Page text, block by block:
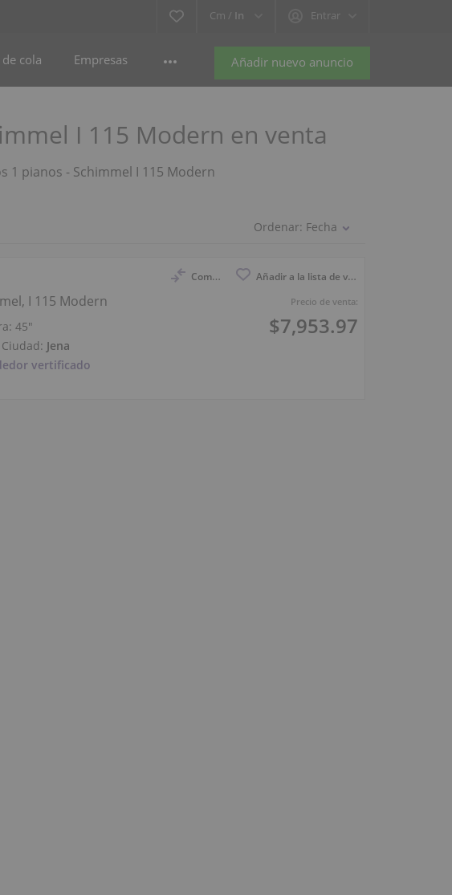
Cm / In Entrar
Añadir nuevo anuncio
cola Empresas
I 115 Modern en venta
1 pianos - Schimmel I 115 Modern
Ordenar: Fecha
Compara Añadir a la lista de vigilancia
Precio de venta:
$7,953.97
I 115 Modern
45″
Ciudad: Jena
vertificado